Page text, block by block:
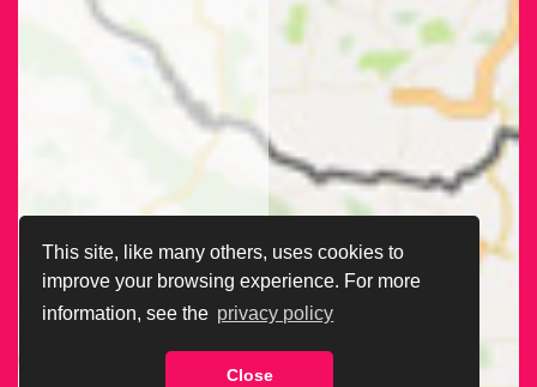
This site, like many others, uses cookies to
improve your browsing experience. For more
information, see the privacy policy
Close